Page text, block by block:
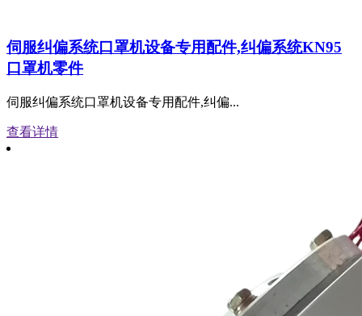
伺服纠偏系统口罩机设备专用配件,纠偏系统KN95
口罩机零件
伺服纠偏系统口罩机设备专用配件,纠偏...
查看详情